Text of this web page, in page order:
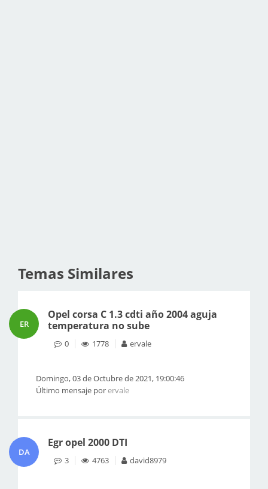
Temas Similares
ER
Opel corsa C 1.3 cdti año 2004 aguja
temperatura no sube
0 1778 ervale
Domingo, 03 de Octubre de 2021, 19:00:46
Último mensaje porervale
DA
Egr opel 2000 DTI
3 4763 david8979